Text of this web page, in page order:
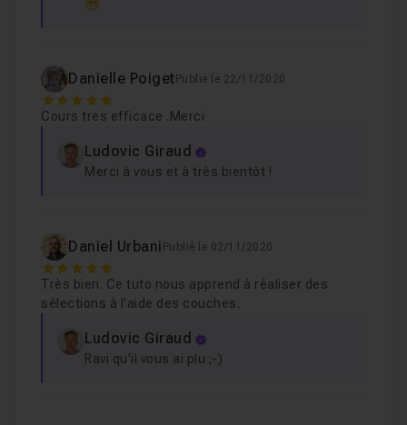
😁
Danielle Poiget Publié le 22/11/2020
5
Cours tres efficace .Merci
Ludovic Giraud
Merci à vous et à très bientôt !
Daniel Urbani Publié le 02/11/2020
5
Très bien. Ce tuto nous apprend à réaliser des
sélections à l'aide des couches.
Ludovic Giraud
Ravi qu'il vous ai plu ;-)